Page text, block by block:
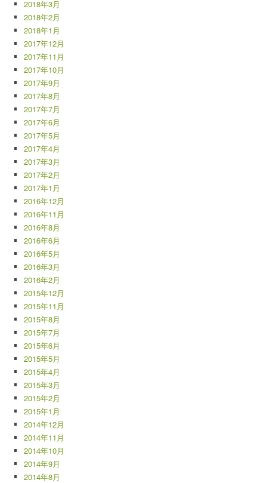
2018年3月
2018年2月
2018年1月
2017年12月
2017年11月
2017年10月
2017年9月
2017年8月
2017年7月
2017年6月
2017年5月
2017年4月
2017年3月
2017年2月
2017年1月
2016年12月
2016年11月
2016年8月
2016年6月
2016年5月
2016年3月
2016年2月
2015年12月
2015年11月
2015年8月
2015年7月
2015年6月
2015年5月
2015年4月
2015年3月
2015年2月
2015年1月
2014年12月
2014年11月
2014年10月
2014年9月
2014年8月